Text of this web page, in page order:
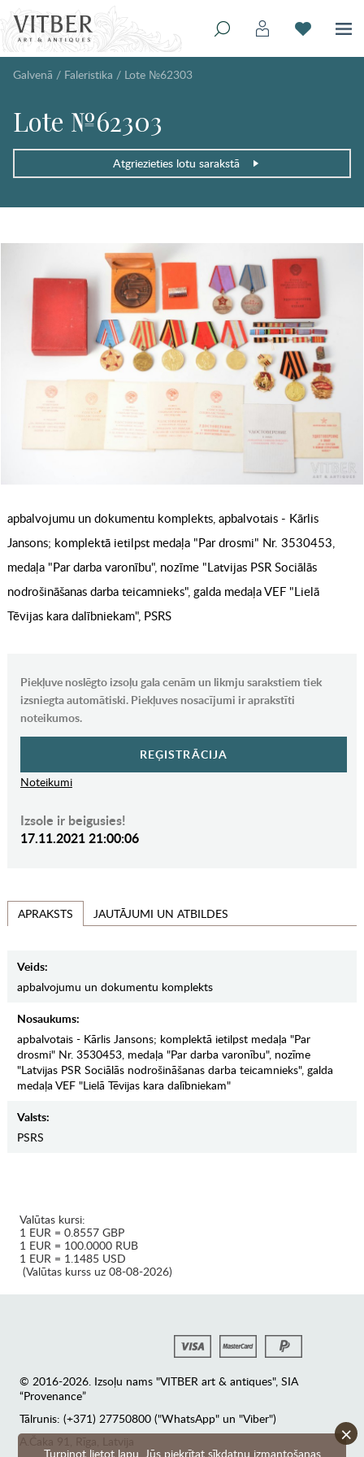
Galvenā / Faleristika / Lote №62303
Lote №62303
Atgriezieties lotu sarakstā
apbalvojumu un dokumentu komplekts, apbalvotais - Kārlis
Jansons; komplektā ietilpst medaļa "Par drosmi" Nr. 3530453,
medaļa "Par darba varonību", nozīme "Latvijas PSR Sociālās
nodrošināšanas darba teicamnieks", galda medaļa VEF "Lielā
Tēvijas kara dalībniekam", PSRS
Piekļuve noslēgto izsoļu gala cenām un likmju sarakstiem tiek
izsniegta automātiski. Piekļuves nosacījumi ir aprakstīti
noteikumos.
REĢISTRĀCIJA
Noteikumi
Izsole ir beigusies!
17.11.2021 21:00:06
APRAKSTS JAUTĀJUMI UN ATBILDES
Veids:
apbalvojumu un dokumentu komplekts
Nosaukums:
apbalvotais - Kārlis Jansons; komplektā ietilpst medaļa "Par
drosmi" Nr. 3530453, medaļa "Par darba varonību", nozīme
"Latvijas PSR Sociālās nodrošināšanas darba teicamnieks", galda
medaļa VEF "Lielā Tēvijas kara dalībniekam"
Valsts:
PSRS
Turpinot lietot lapu, Jūs piekrītat sīkdatņu izmantošanas
×
Valūtas kursi:
1 EUR = 0.8557 GBP
1 EUR = 100.0000 RUB
1 EUR = 1.1485 USD
(Valūtas kurss uz 08-08-2026)
© 2016-2026. Izsoļu nams "VITBER art & antiques", SIA
“Provenance”
Tālrunis: (+371) 27750800 ("WhatsApp" un "Viber")